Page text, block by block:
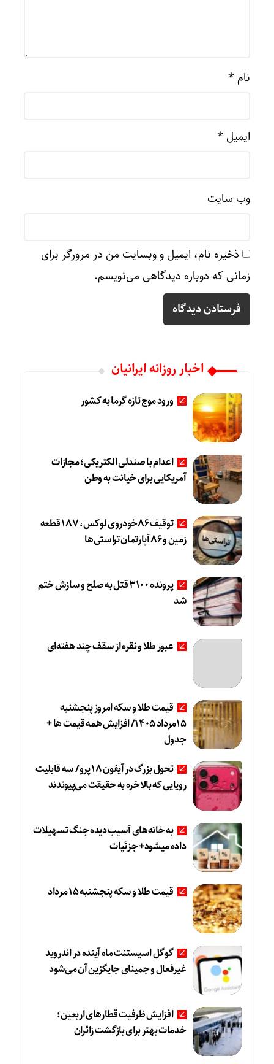
نام *
ایمیل *
وب‌ سایت
ذخیره نام، ایمیل و وبسایت من در مرورگر برای
زمانی که دوباره دیدگاهی می‌نویسم.
اخبار روزانه ایرانیان
ورود موج تازه گرما به کشور
اعدام با صندلی الکتریکی؛ مجازات
آمریکایی برای خیانت به وطن
توقیف 86خودروی لوکس، 187 قطعه
زمین و 86 آپارتمان تراستی‌ها
پرونده 3100 قتل به صلح و سازش ختم
شد
عبور طلا و نقره از سقف چند هفته‌ای
قیمت طلا و سکه امروز پنجشنبه
15مرداد 1405/ افزایش همه قیمت ها +
جدول
تحول بزرگ در آیفون ۱۸ پرو/ سه قابلیت
رویایی که بالاخره به حقیقت می‌پیوندند
به خانه‌های آسیب دیده جنگ تسهیلات
داده میشود+ جزئیات
قیمت طلا و سکه پنجشنبه 15 مرداد
گوگل اسیستنت ماه آینده در اندروید
غیرفعال و جمینای جایگزین آن می‌شود
افزایش ظرفیت قطارهای اربعین؛
خدمات بهتر برای بازگشت زائران